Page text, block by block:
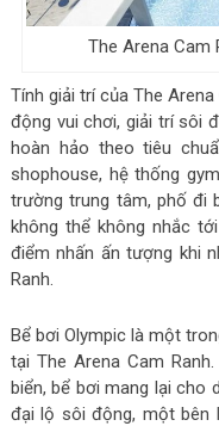
The Arena Cam
Tính giải trí của The
động vui chơi, giải trí sôi
hoàn hảo theo tiêu
shophouse, hệ thống
trường trung tâm, phố đi
không thể không nhắc
điểm nhấn ấn tượng khi
Ranh.
Bể bơi Olympic là một
tại The Arena Cam
biển, bể bơi mang lại cho
đại lộ sôi động, một bên